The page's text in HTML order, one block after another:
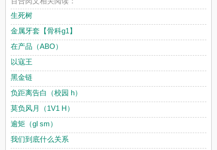
生死树
金属牙套【骨科g1】
在产品（ABO）
以寇王
黑金链
负距离告白（校园 h）
莫负风月（1V1 H）
逾矩（gl sm）
我们到底什么关系